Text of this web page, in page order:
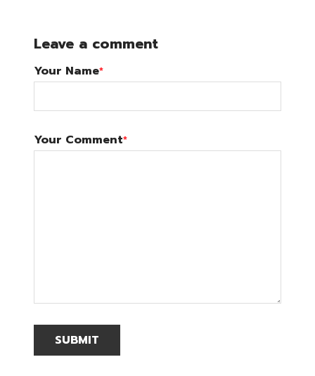
Leave a comment
Your Name*
Your Comment*